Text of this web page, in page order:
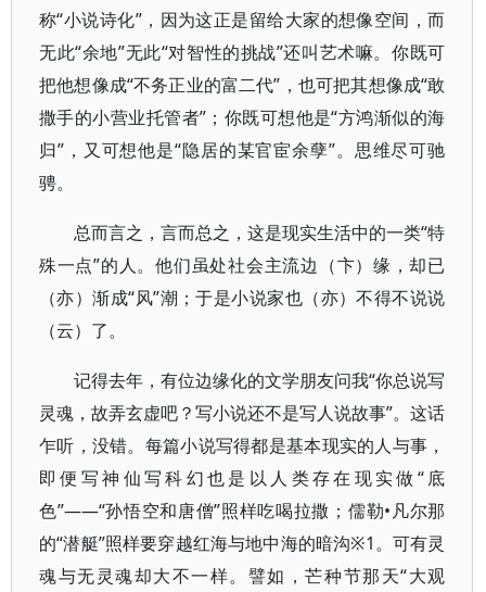
称“小说诗化”，因为这正是留给大家的想像空间，而
无此“余地”无此“对智性的挑战”还叫艺术嘛。你既可
把他想像成“不务正业的富二代”，也可把其想像成“敢
撒手的小营业托管者”；你既可想他是“方鸿渐似的海
归”，又可想他是“隐居的某官宦余孽”。思维尽可驰
骋。
总而言之，言而总之，这是现实生活中的一类“特
殊一点”的人。他们虽处社会主流边（卞）缘，却已
（亦）渐成“风”潮；于是小说家也（亦）不得不说说
（云）了。
记得去年，有位边缘化的文学朋友问我“你总说写
灵魂，故弄玄虚吧？写小说还不是写人说故事”。这话
乍听，没错。每篇小说写得都是基本现实的人与事，
即便写神仙写科幻也是以人类存在现实做“底
色”——“孙悟空和唐僧”照样吃喝拉撒；儒勒•凡尔那
的“潜艇”照样要穿越红海与地中海的暗沟※1。可有灵
魂与无灵魂却大不一样。譬如，芒种节那天“大观